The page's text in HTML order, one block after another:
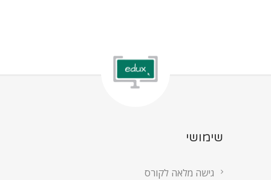
שימושי
גישה מלאה לקורס